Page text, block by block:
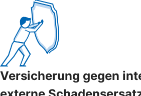
Versicherung gegen